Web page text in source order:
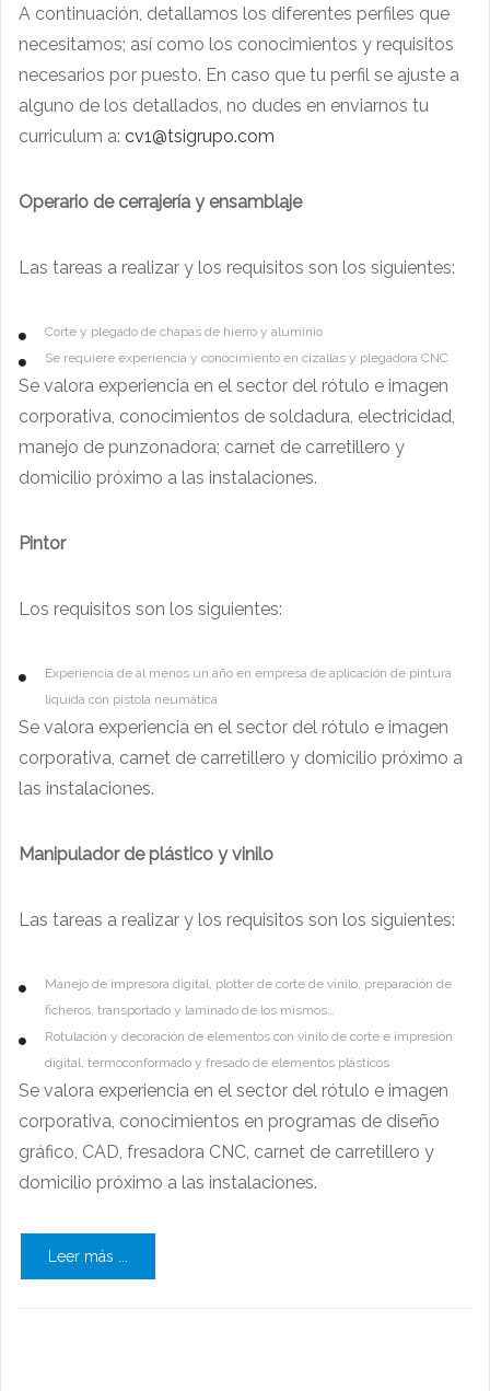
A continuación, detallamos los diferentes perfiles que
necesitamos; así como los conocimientos y requisitos
necesarios por puesto. En caso que tu perfil se ajuste a
alguno de los detallados, no dudes en enviarnos tu
curriculum a: cv1@tsigrupo.com
Operario de cerrajería y ensamblaje
Las tareas a realizar y los requisitos son los siguientes:
Corte y plegado de chapas de hierro y aluminio
Se requiere experiencia y conocimiento en cizallas y plegadora CNC
Se valora experiencia en el sector del rótulo e imagen
corporativa, conocimientos de soldadura, electricidad,
manejo de punzonadora; carnet de carretillero y
domicilio próximo a las instalaciones.
Pintor
Los requisitos son los siguientes:
Experiencia de al menos un año en empresa de aplicación de pintura
líquida con pistola neumática
Se valora experiencia en el sector del rótulo e imagen
corporativa, carnet de carretillero y domicilio próximo a
las instalaciones.
Manipulador de plástico y vinilo
Las tareas a realizar y los requisitos son los siguientes:
Manejo de impresora digital, plotter de corte de vinilo, preparación de
ficheros, transportado y laminado de los mismos…
Rotulación y decoración de elementos con vinilo de corte e impresión
digital, termoconformado y fresado de elementos plásticos
Se valora experiencia en el sector del rótulo e imagen
corporativa, conocimientos en programas de diseño
gráfico, CAD, fresadora CNC, carnet de carretillero y
domicilio próximo a las instalaciones.
Leer más ...